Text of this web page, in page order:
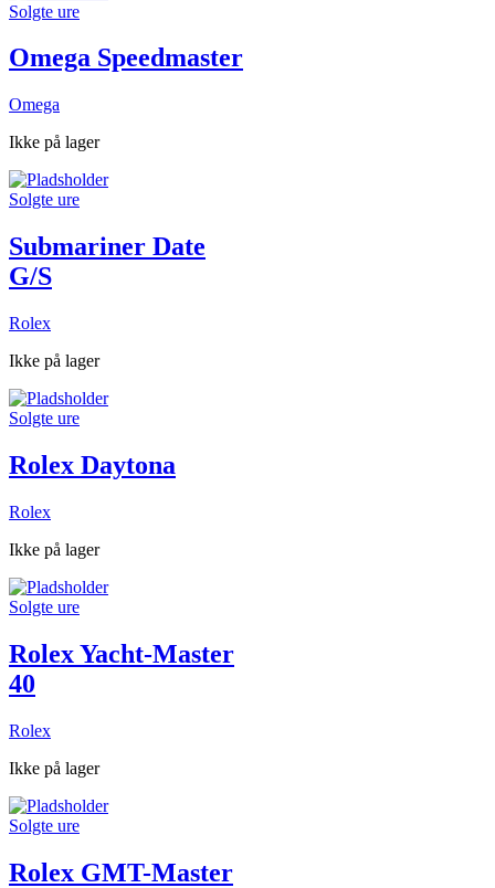
Solgte ure
Omega Speedmaster
Omega
Ikke på lager
Solgte ure
Submariner Date
G/S
Rolex
Ikke på lager
Solgte ure
Rolex Daytona
Rolex
Ikke på lager
Solgte ure
Rolex Yacht-Master
40
Rolex
Ikke på lager
Solgte ure
Rolex GMT-Master